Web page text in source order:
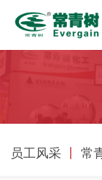
员工风采 常